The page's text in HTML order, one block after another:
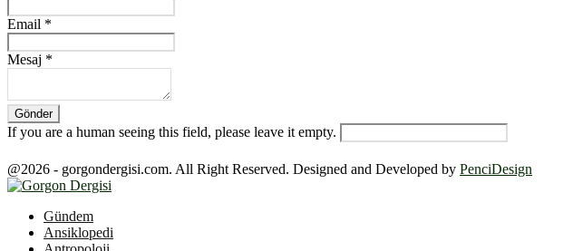
Email *
Mesaj *
If you are a human seeing this field, please leave it empty.
@2026 - gorgondergisi.com. All Right Reserved. Designed and Developed by PenciDesign
Gündem
Ansiklopedi